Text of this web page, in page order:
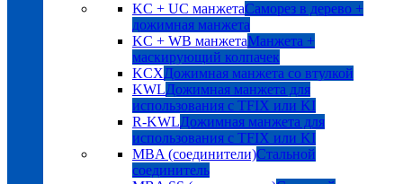
KC + UC манжетаСаморез в дерево +
дожимная манжета
KC + WB манжетаМанжета +
маскирующий колпачек
KCXДожимная манжета со втулкой
KWLДожимная манжета для
использования с TFIX или KI
R-KWLДожимная манжета для
использования с TFIX или KI
MBA (соединители)Стальной
соединитель